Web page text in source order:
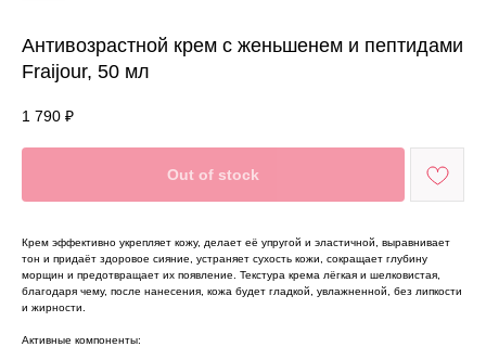
Антивозрастной крем с женьшенем и пептидами
Fraijour, 50 мл
1 790 ₽
Out of stock
Крем эффективно укрепляет кожу, делает её упругой и эластичной, выравнивает
тон и придаёт здоровое сияние, устраняет сухость кожи, сокращает глубину
морщин и предотвращает их появление. Текстура крема лёгкая и шелковистая,
благодаря чему, после нанесения, кожа будет гладкой, увлажненной, без липкости
и жирности.
Активные компоненты: